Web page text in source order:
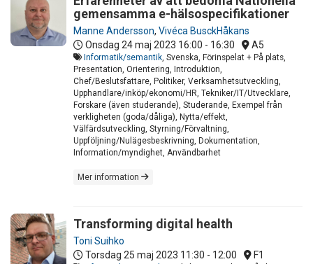
gemensamma e-hälsospecifikationer
Manne Andersson, Vivéca BusckHåkans
Onsdag 24 maj 2023 16:00 - 16:30 A5
Informatik/semantik , Svenska, Förinspelat + På plats,
Presentation, Orientering, Introduktion,
Chef/Beslutsfattare, Politiker, Verksamhetsutveckling,
Upphandlare/inköp/ekonomi/HR, Tekniker/IT/Utvecklare,
Forskare (även studerande), Studerande, Exempel från
verkligheten (goda/dåliga), Nytta/effekt,
Välfärdsutveckling, Styrning/Förvaltning,
Uppföljning/Nulägesbeskrivning, Dokumentation,
Information/myndighet, Användbarhet
Mer information
Transforming digital health
Toni Suihko
Torsdag 25 maj 2023 11:30 - 12:00 F1